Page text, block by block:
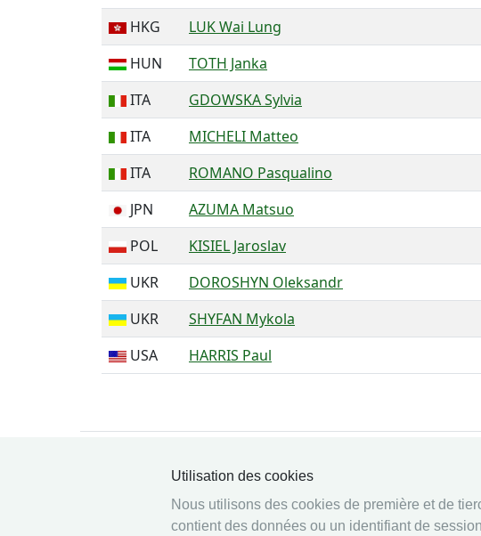
Utilisation des cookies
Nous utilisons des cookies de première et de
contient des données ou un identifiant de
HKG
LUK Wai Lung
HUN
TOTH Janka
ITA
GDOWSKA Sylvia
ITA
MICHELI Matteo
ITA
ROMANO Pasqualino
JPN
AZUMA Matsuo
POL
KISIEL Jaroslav
UKR
DOROSHYN Oleksandr
UKR
SHYFAN Mykola
USA
HARRIS Paul
© 2026 Ophardt Team